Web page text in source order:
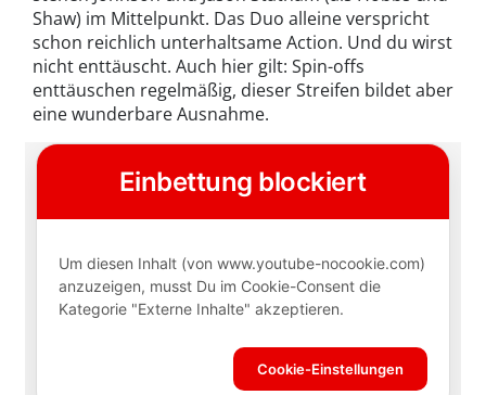
Shaw) im Mittelpunkt. Das Duo alleine verspricht
schon reichlich unterhaltsame Action. Und du wirst
nicht enttäuscht. Auch hier gilt: Spin-offs
enttäuschen regelmäßig, dieser Streifen bildet aber
eine wunderbare Ausnahme.